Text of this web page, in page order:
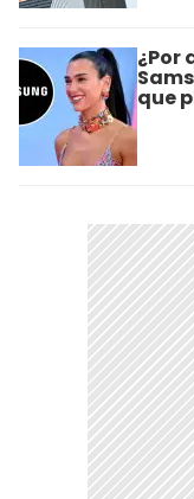
¿Por
que